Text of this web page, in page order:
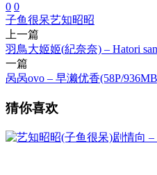
0 0
子鱼很呆艺知昭昭
上一篇
羽鳥大姬姬(紀奈奈) – Hatori
一篇
呙呙ovo – 早濑优香(58P/
猜你喜欢